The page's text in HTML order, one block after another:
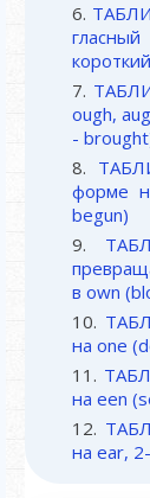
ough,
-
форме
begun)
в own
на one
на een
на ear,